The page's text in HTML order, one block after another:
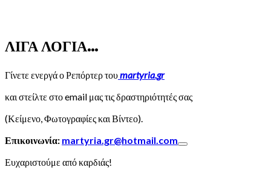
ΛΙΓΑ ΛΟΓΙΑ…
Γίνετε ενεργά ο Ρεπόρτερ τουmartyria.gr
και στείλτε στο email μας τις δραστηριότητές σας
(Κείμενο, Φωτογραφίες και Βίντεο).
Επικοινωνία: martyria.gr@hotmail.com
Ευχαριστούμε από καρδιάς!